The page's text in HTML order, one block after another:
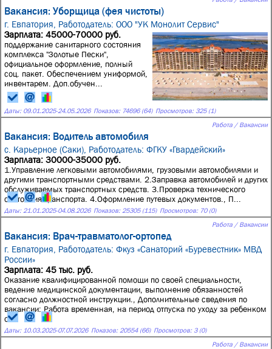
Вакансия: Уборщица (фея чистоты)
г. Евпатория, Работодатель: ООО "УК Монолит Сервис"
Зарплата: 45000-70000 руб.
поддержание санитарного состояния
комплекса "Золотые Пески",
официальное оформление, полный
соц. пакет. Обеспечением униформой,
инвентарем. Доп.обучен...
Даты: 09.01.2025-24.05.2026 Показов: 74696 (64) Просмотров: 325 (1)
Работа / Вакансии
Вакансия: Водитель автомобиля
с. Карьерное (Саки), Работодатель: ФГКУ «Гвардейский»
Зарплата: 30000-35000 руб.
1.Управление легковыми автомобилями, грузовыми автомобилями и
другими транспортными средствами. 2.Заправка автомобилей и других
обслуживаемых транспортных средств. 3.Проверка технического
состояния транспорта. 4.Оформление путевых документов., П...
Даты: 21.01.2025-04.08.2026 Показов: 25305 (115) Просмотров: 70 (0)
Работа / Вакансии
Вакансия: Врач-травматолог-ортопед
г. Евпатория, Работодатель: Фкуз «Санаторий «Буревестник» МВД
России»
Зарплата: 45 тыс. руб.
Оказание квалифицированной помощи по своей специальности,
ведение медицинской документации, выполнение обязанностей
согласно должностной инструкции., Дополнительные сведения по
вакансии: Работа временная, на период отпуска по уходу за ребенком
о...
Даты: 10.03.2025-07.07.2026 Показов: 20554 (66) Просмотров: 3 (0)
Работа / Вакансии